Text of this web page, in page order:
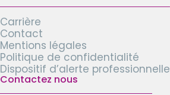
Carrière
Contact
Mentions légales
Politique de confidentialité
Dispositif d’alerte professionnelle
Contactez nous